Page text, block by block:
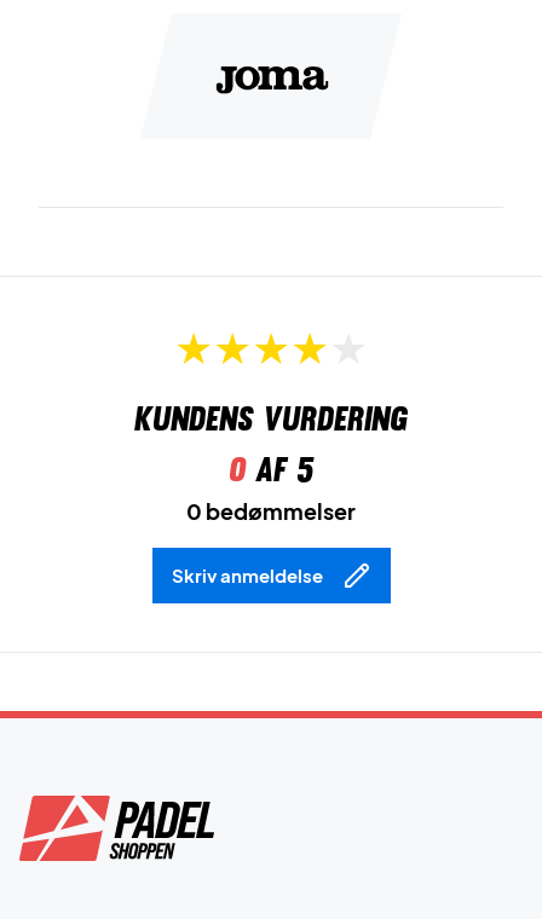
Alt i alt får du en sko i et lækkert design, samtidig med at
Kundens vurdering
0af 5
0 bedømmelser
Skriv anmeldelse